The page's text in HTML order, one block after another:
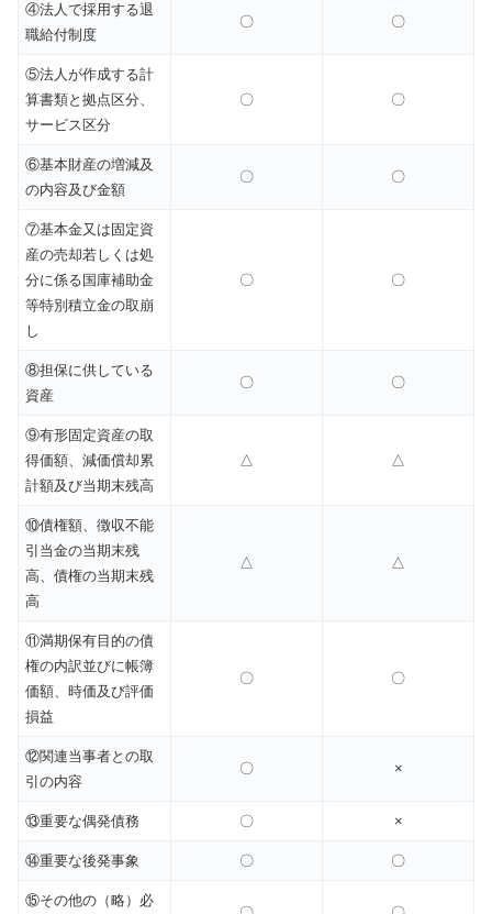
④法人で採用する退
職給付制度
〇 〇
⑤法人が作成する計
算書類と拠点区分、
サービス区分
〇 〇
⑥基本財産の増減及
の内容及び金額
〇 〇
⑦基本金又は固定資
産の売却若しくは処
分に係る国庫補助金
等特別積立金の取崩
し
〇 〇
⑧担保に供している
資産
〇 〇
⑨有形固定資産の取
得価額、減価償却累
計額及び当期末残高
△ △
⑩債権額、徴収不能
引当金の当期末残
高、債権の当期末残
高
△ △
⑪満期保有目的の債
権の内訳並びに帳簿
価額、時価及び評価
損益
〇 〇
⑫関連当事者との取
引の内容
〇 ×
⑬重要な偶発債務 〇 ×
⑭重要な後発事象 〇 〇
⑮その他の（略）必